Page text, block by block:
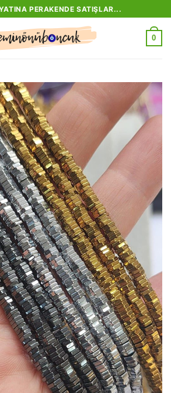
PERAKENDE SATIŞLAR...
0